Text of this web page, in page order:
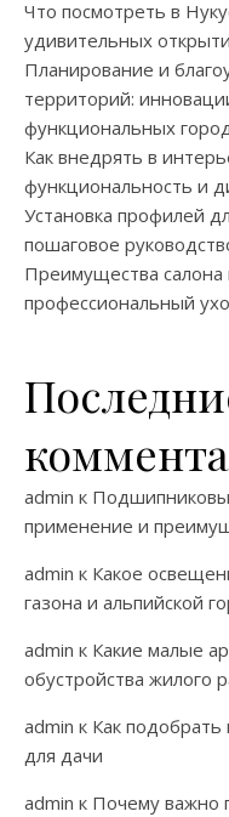
Что посмотреть в
удивительных
Планирование и
территорий:
функциональных
Как внедрять в
функциональность и
Установка профилей
пошаговое
Преимущества салона
профессиональный
admin к
применение и
admin к Какое
газона и альпийской
admin к Какие малые
обустройства жилого
admin к Как
для дачи
admin к Почему важно